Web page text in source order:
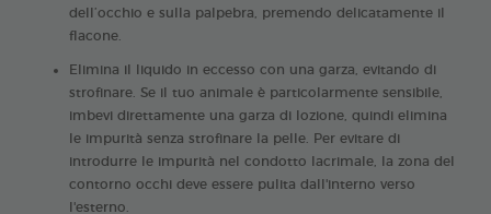
dell’occhio e sulla palpebra, premendo delicatamente il
flacone.
Elimina il liquido in eccesso con una garza, evitando di
strofinare. Se il tuo animale è particolarmente sensibile,
imbevi direttamente una garza di lozione, quindi elimina
le impurità senza strofinare la pelle. Per evitare di
introdurre le impurità nel condotto lacrimale, la zona del
contorno occhi deve essere pulita dall'interno verso
l'esterno.